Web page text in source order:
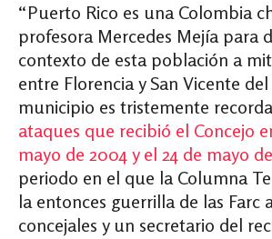
“Puerto Rico es una Colombia
profesora Mercedes Mejía para
contexto de esta población a
entre Florencia y San Vicente
municipio es tristemente
ataques que recibió el Concejo
mayo de 2004 y el 24 de mayo
periodo en el que la Columna
la entonces guerrilla de las Farc
concejales y un secretario del